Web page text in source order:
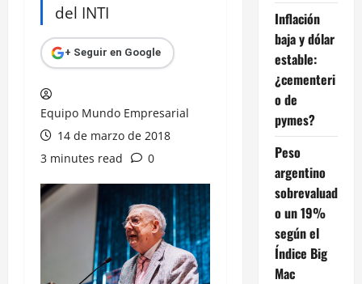
del INTI
+ Seguir en Google
Equipo Mundo Empresarial
14 de marzo de 2018
3 minutes read
0
Inflación
baja y dólar
estable:
¿cementeri
o de
pymes?
Peso
argentino
sobrevaluad
o un 19%
según el
Índice Big
Mac